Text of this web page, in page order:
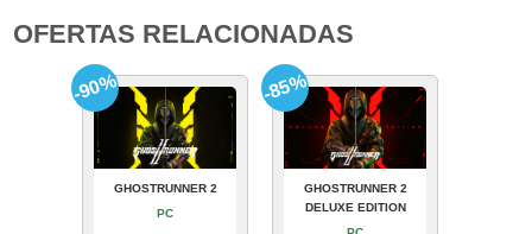
OFERTAS RELACIONADAS
GHOSTRUNNER 2
PC
-90%
GHOSTRUNNER 2
DELUXE EDITION
-85%